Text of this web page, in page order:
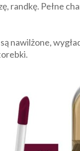
randkę. Pełne
nawilżone,